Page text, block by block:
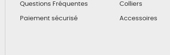
Questions Fréquentes
Paiement sécurisé
Colliers
Accessoires